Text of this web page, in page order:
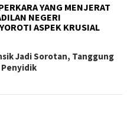
YANG MENJERAT
NEGERI
ASPEK KRUSIAL
Jadi Sorotan, Tanggung
Penyidik